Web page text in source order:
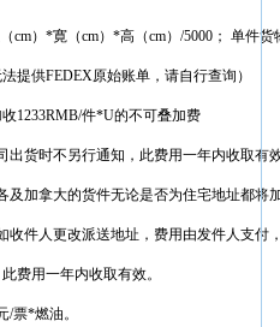
cm）*寛（cm）*高（cm）/5000； 单件
提供FEDEX原始账单，请自行查询）
1233RMB/件*U的不可叠加费
出货时不另行通知，此费用一年内收取有
及加拿大的货件无论是否为住宅地址都将
收件人更改派送地址，费用由发件人支付
费用一年内收取有效。
/票*燃油。